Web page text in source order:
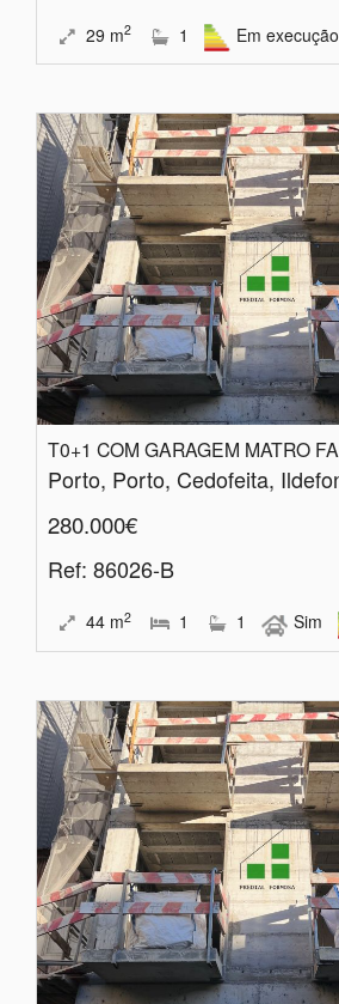
29 m2 1 Em execução
280.000€
Ref: 86026-B
44 m2 1 1 Sim